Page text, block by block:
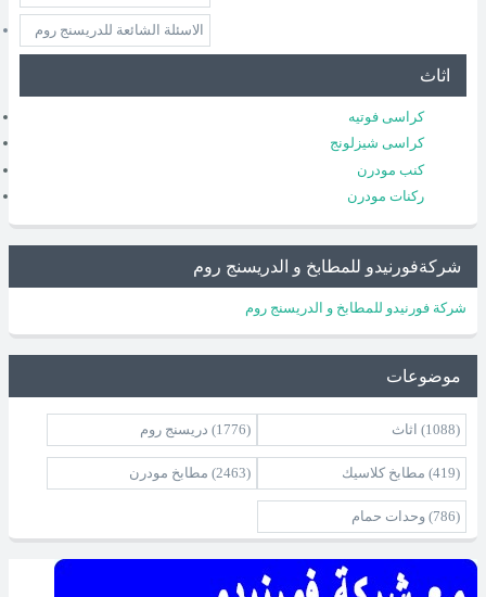
الاسئلة الشائعة للدريسنج روم
اثاث
كراسى فوتيه
كراسى شيزلونج
كنب مودرن
ركنات مودرن
شركةفورنيدو للمطابخ و الدريسنج روم
شركة فورنيدو للمطابخ و الدريسنج روم
موضوعات
اثاث (1088) دريسنج روم (1776)
مطابخ كلاسيك (419) مطابخ مودرن (2463)
وحدات حمام (786)